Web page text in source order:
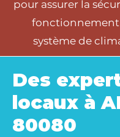
pour assurer la
fonctionnement
système de
Des
locaux à
80080